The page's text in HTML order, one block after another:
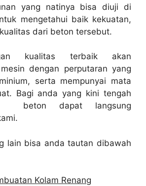
yang natinya bisa diuji di
mengetahui baik kekuatan,
dari beton tersebut.
kualitas terbaik akan
dengan perputaran yang
serta mempunyai mata
Bagi anda yang kini tengah
beton dapat langsung
lain bisa anda tautan dibawah
Kolam Renang